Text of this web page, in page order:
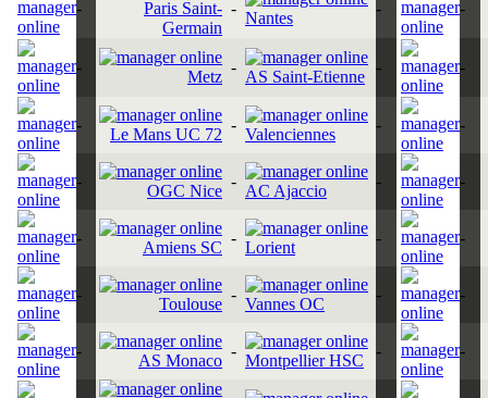
-
Paris Saint-
Germain
-
Nantes
- -
-
Metz
-
AS Saint-Etienne
- -
-
Le Mans UC 72
-
Valenciennes
- -
-
OGC Nice
-
AC Ajaccio
- -
-
Amiens SC
-
Lorient
- -
-
Toulouse
-
Vannes OC
- -
-
AS Monaco
-
Montpellier HSC
- -